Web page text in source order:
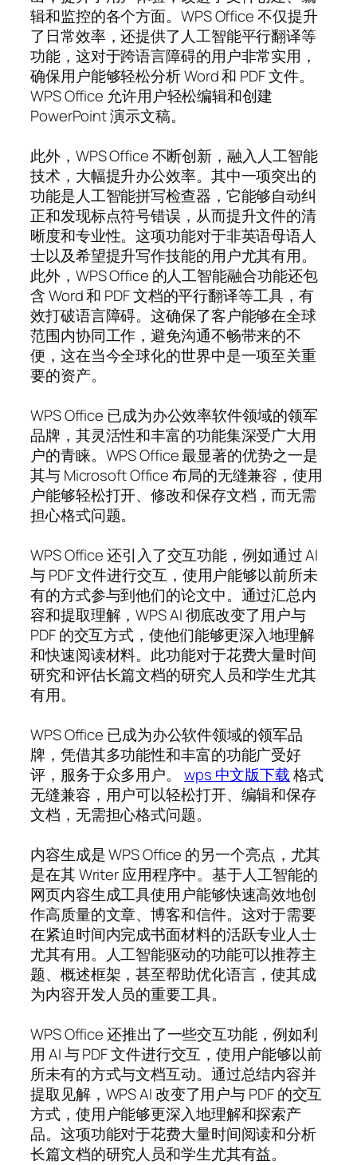
辑和监控的各个方面。WPS Office 不仅提升
了日常效率，还提供了人工智能平行翻译等
功能，这对于跨语言障碍的用户非常实用，
确保用户能够轻松分析 Word 和 PDF 文件。
WPS Office 允许用户轻松编辑和创建
PowerPoint 演示文稿。
此外，WPS Office 不断创新，融入人工智能
技术，大幅提升办公效率。其中一项突出的
功能是人工智能拼写检查器，它能够自动纠
正和发现标点符号错误，从而提升文件的清
晰度和专业性。这项功能对于非英语母语人
士以及希望提升写作技能的用户尤其有用。
此外，WPS Office 的人工智能融合功能还包
含 Word 和 PDF 文档的平行翻译等工具，有
效打破语言障碍。这确保了客户能够在全球
范围内协同工作，避免沟通不畅带来的不
便，这在当今全球化的世界中是一项至关重
要的资产。
WPS Office 已成为办公效率软件领域的领军
品牌，其灵活性和丰富的功能集深受广大用
户的青睐。WPS Office 最显著的优势之一是
其与 Microsoft Office 布局的无缝兼容，使用
户能够轻松打开、修改和保存文档，而无需
担心格式问题。
WPS Office 还引入了交互功能，例如通过 AI
与 PDF 文件进行交互，使用户能够以前所未
有的方式参与到他们的论文中。通过汇总内
容和提取理解，WPS AI 彻底改变了用户与
PDF 的交互方式，使他们能够更深入地理解
和快速阅读材料。此功能对于花费大量时间
研究和评估长篇文档的研究人员和学生尤其
有用。
WPS Office 已成为办公软件领域的领军品
牌，凭借其多功能性和丰富的功能广受好
评，服务于众多用户。 wps 中文版下载格式
无缝兼容，用户可以轻松打开、编辑和保存
文档，无需担心格式问题。
内容生成是 WPS Office 的另一个亮点，尤其
是在其 Writer 应用程序中。基于人工智能的
网页内容生成工具使用户能够快速高效地创
作高质量的文章、博客和信件。这对于需要
在紧迫时间内完成书面材料的活跃专业人士
尤其有用。人工智能驱动的功能可以推荐主
题、概述框架，甚至帮助优化语言，使其成
为内容开发人员的重要工具。
WPS Office 还推出了一些交互功能，例如利
用 AI 与 PDF 文件进行交互，使用户能够以前
所未有的方式与文档互动。通过总结内容并
提取见解，WPS AI 改变了用户与 PDF 的交互
方式，使用户能够更深入地理解和探索产
品。这项功能对于花费大量时间阅读和分析
长篇文档的研究人员和学生尤其有益。